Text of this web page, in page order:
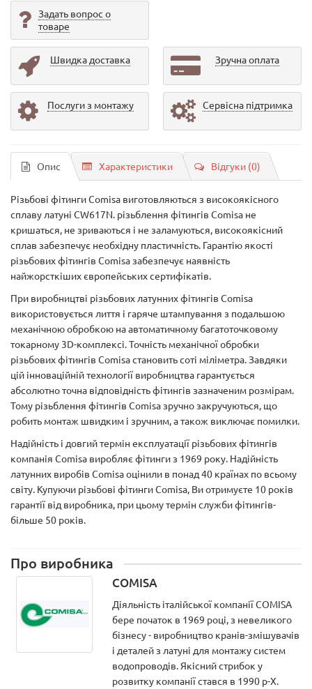
Задать вопрос о
товаре
Швидка доставка Зручна оплата
Послуги з монтажу Сервісна підтримка
Опис Характеристики Відгуки (0)
Різьбові фітинги Comisa виготовляються з високоякісного
сплаву латуні CW617N. різьблення фітингів Comisa не
кришаться, не зриваються і не заламуються, високоякісний
сплав забезпечує необхідну пластичність. Гарантію якості
різьбових фітингів Comisa забезпечує наявність
найжорсткіших європейських сертифікатів.
При виробництві різьбових латунних фітингів Comisa
використовується лиття і гаряче штампування з подальшою
механічною обробкою на автоматичному багатоточковому
токарному 3D-комплексі. Точність механічної обробки
різьбових фітингів Comisa становить соті міліметра. Завдяки
цій інноваційній технології виробництва гарантується
абсолютно точна відповідність фітингів зазначеним розмірам.
Тому різьблення фітингів Comisa зручно закручуються, що
робить монтаж швидким і зручним, а також виключає помилки.
Надійність і довгий термін експлуатації різьбових фітингів
компанія Comisa виробляє фітинги з 1969 року. Надійність
латунних виробів Comisa оцінили в понад 40 країнах по всьому
світу. Купуючи різьбові фітинги Comisa, Ви отримуєте 10 років
гарантії від виробника, при цьому термін служби фітингів-
більше 50 років.
Про виробника
COMISA
Діяльність італійської компанії COMISA
бере початок в 1969 році, з невеликого
бізнесу - виробництво кранів-змішувачів
і деталей з латуні для монтажу систем
водопроводів. Якісний стрибок у
розвитку компанії стався в 1990 р-Х.